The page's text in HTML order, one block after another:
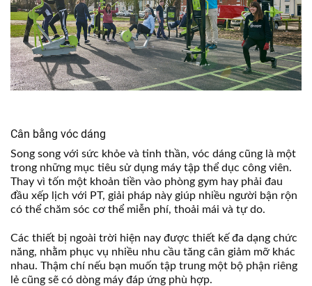
Cân bằng vóc dáng
Song song với sức khỏe và tinh thần, vóc dáng cũng là một
trong những mục tiêu sử dụng máy tập thể dục công viên.
Thay vì tốn một khoản tiền vào phòng gym hay phải đau
đầu xếp lịch với PT, giải pháp này giúp nhiều người bận rộn
có thể chăm sóc cơ thể miễn phí, thoải mái và tự do.
Các thiết bị ngoài trời hiện nay được thiết kế đa dạng chức
năng, nhằm phục vụ nhiều nhu cầu tăng cân giảm mỡ khác
nhau. Thậm chí nếu bạn muốn tập trung một bộ phận riêng
lẻ cũng sẽ có dòng máy đáp ứng phù hợp.